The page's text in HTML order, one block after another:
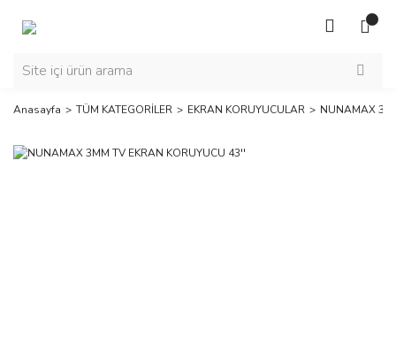
Anasayfa TÜM KATEGORİLER EKRAN KORUYUCULAR NUNAMAX